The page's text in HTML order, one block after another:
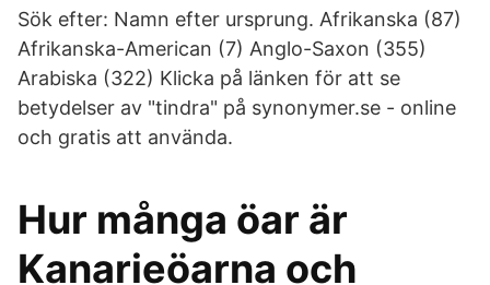
Sök efter: Namn efter ursprung. Afrikanska (87)
Afrikanska-American (7) Anglo-Saxon (355)
Arabiska (322) Klicka på länken för att se
betydelser av "tindra" på synonymer.se - online
och gratis att använda.
Hur många öar är
Kanarieöarna och